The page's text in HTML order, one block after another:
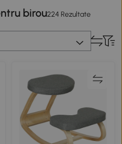
birou224 Rezultate